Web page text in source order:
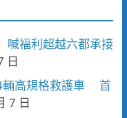
福利超越六都承接
日
輛高規格救護車 首
7 日